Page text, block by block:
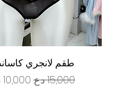
طقم لانجري
سعر عادي سعر